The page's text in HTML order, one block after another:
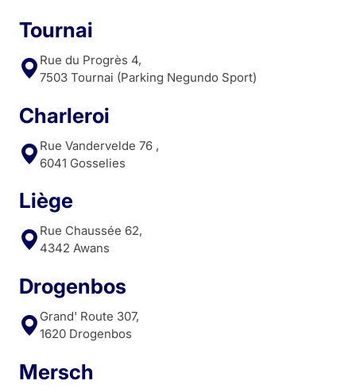
Tournai
Rue du Progrès 4,
7503 Tournai (Parking Negundo Sport)
Charleroi
Rue Vandervelde 76 ,
6041 Gosselies
Liège
Rue Chaussée 62,
4342 Awans
Drogenbos
Grand' Route 307,
1620 Drogenbos
Mersch